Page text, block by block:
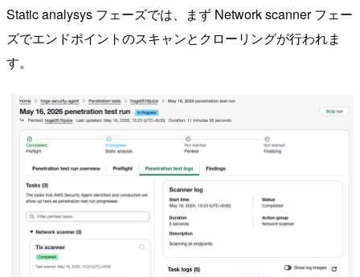
Static analysys フェーズでは、まず Network scanner フェー
ズでエンドポイントのスキャンとクローリングが行われま
す。